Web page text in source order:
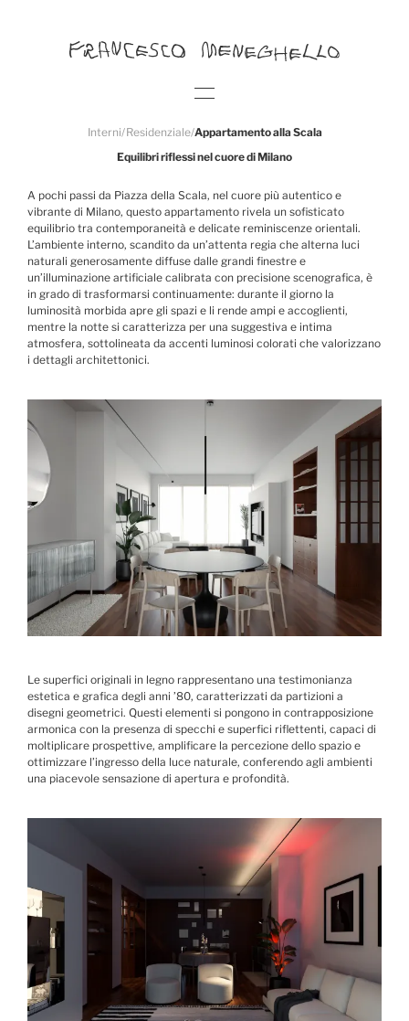
Equilibri riflessi nel cuore di Milano
Interni/Residenziale/Appartamento alla Scala
A pochi passi da Piazza della Scala, nel cuore più autentico e
vibrante di Milano, questo appartamento rivela un sofisticato
equilibrio tra contemporaneità e delicate reminiscenze orientali.
L’ambiente interno, scandito da un’attenta regia che alterna luci
naturali generosamente diffuse dalle grandi finestre e
un’illuminazione artificiale calibrata con precisione scenografica, è
in grado di trasformarsi continuamente: durante il giorno la
luminosità morbida apre gli spazi e li rende ampi e accoglienti,
mentre la notte si caratterizza per una suggestiva e intima
atmosfera, sottolineata da accenti luminosi colorati che valorizzano
i dettagli architettonici.
Le superfici originali in legno rappresentano una testimonianza
estetica e grafica degli anni ’80, caratterizzati da partizioni a
disegni geometrici. Questi elementi si pongono in contrapposizione
armonica con la presenza di specchi e superfici riflettenti, capaci di
moltiplicare prospettive, amplificare la percezione dello spazio e
ottimizzare l’ingresso della luce naturale, conferendo agli ambienti
una piacevole sensazione di apertura e profondità.